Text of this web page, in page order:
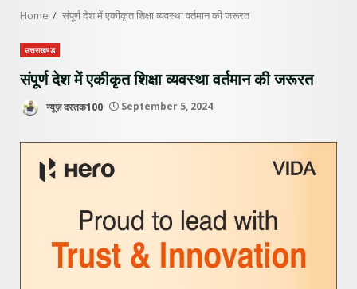
Home संपूर्ण देश में एकीकृत शिक्षा व्यवस्था वर्तमान की जरूरत
उत्तराखण्ड
संपूर्ण देश में एकीकृत शिक्षा व्यवस्था वर्तमान की जरूरत
न्यूज़ दस्तक100 September 5, 2024